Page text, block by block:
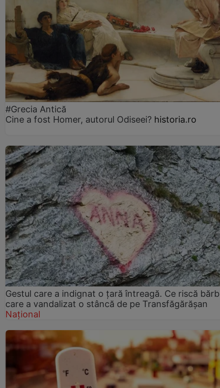
#Grecia Antică
Cine a fost Homer, autorul Odiseei? historia.ro
Gestul care a indignat o țară întreagă. Ce riscă
care a vandalizat o stâncă de pe Transfăgărășan
Național